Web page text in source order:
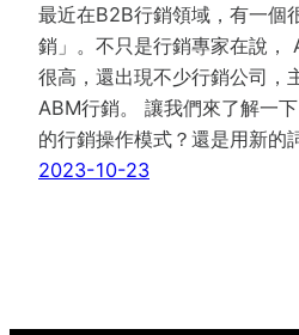
最近在B2B行銷領域，有一個
銷」。不只是行銷專家在說，
很高，還出現不少行銷公司，
ABM行銷。 讓我們來了解一
的行銷操作模式？還是用新的
2023-10-23